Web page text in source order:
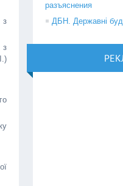
з
з
разъяснения
ДБН. Державні